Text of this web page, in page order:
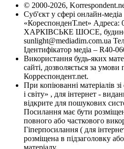
© 2000-2026,
Суб'єкт у сфері онлайн-
«КореспонденТ.net» Адреса:
ХАРКІВСЬКЕ ШОСЕ,
sunlight@mediadim.com.ua
Ідентифікатор медіа – R40-
Використання будь-яких
сайті, дозволяється за
Корреспондент.net.
При копіюванні матеріалів
і світу» , для інтернет -
відкрите для пошукових
Посилання має бути
повного або часткового
Гіперпосилання ( для
розміщена в підзаголовку
матеріалу.